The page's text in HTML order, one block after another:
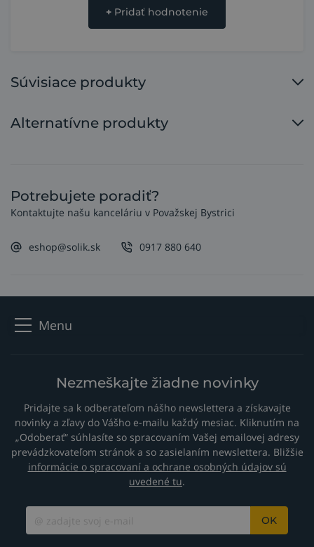
+ Pridať hodnotenie
Súvisiace produkty
Alternatívne produkty
Potrebujete poradiť?
Kontaktujte našu kanceláriu v Považskej Bystrici
eshop@solik.sk 0917 880 640
Menu
Nezmeškajte žiadne novinky
Pridajte sa k odberateľom nášho newslettera a získavajte
novinky a zľavy do Vášho e-mailu každý mesiac. Kliknutím na
„Odoberať“ súhlasíte so spracovaním Vašej emailovej adresy
prevádzkovateľom stránok a so zasielaním newslettera. Bližšie
informácie o spracovaní a ochrane osobných údajov sú
uvedené tu.
OK